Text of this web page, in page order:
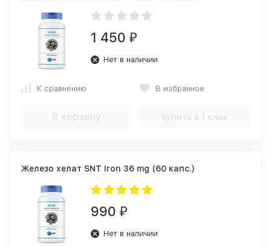
1 450 ₽
Нет в наличии
К сравнению В избранное
В корзину Купить в 1 клик
Железо хелат SNT Iron 36 mg (60 капс.)
990 ₽
Нет в наличии